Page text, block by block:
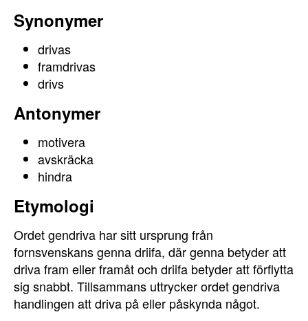
Synonymer
drivas
framdrivas
drivs
Antonymer
motivera
avskräcka
hindra
Etymologi
Ordet gendriva har sitt ursprung från
fornsvenskans genna driifa, där genna betyder att
driva fram eller framåt och driifa betyder att förflytta
sig snabbt. Tillsammans uttrycker ordet gendriva
handlingen att driva på eller påskynda något.